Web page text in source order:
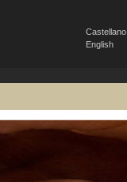
Castellano
English